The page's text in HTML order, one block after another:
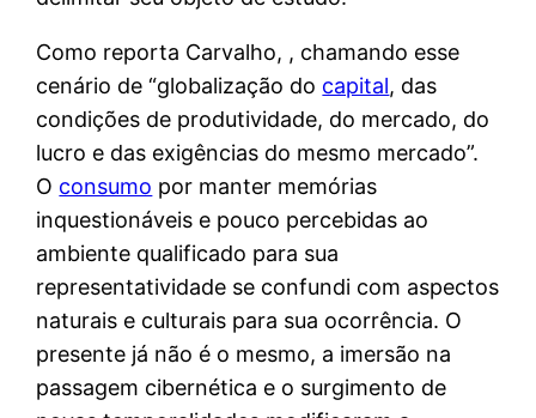
Como reporta Carvalho, , chamando esse
cenário de “globalização do capital, das
condições de produtividade, do mercado, do
lucro e das exigências do mesmo mercado”.
O consumo por manter memórias
inquestionáveis e pouco percebidas ao
ambiente qualificado para sua
representatividade se confundi com aspectos
naturais e culturais para sua ocorrência. O
presente já não é o mesmo, a imersão na
passagem cibernética e o surgimento de